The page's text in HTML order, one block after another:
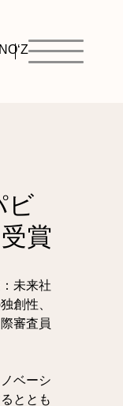
O‘Z
ビ
賞
未来社
創性、
審査員
ベーシ
ととも